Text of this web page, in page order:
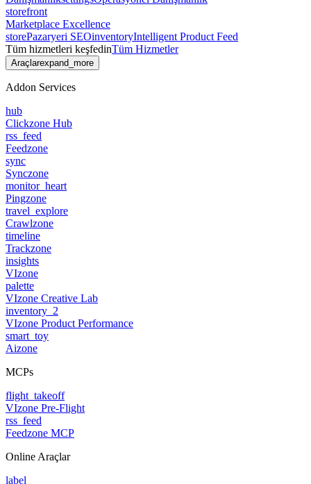
storefront
Marketplace Excellence
storePazaryeri SEOinventoryIntelligent Product Feed
Tüm hizmetleri keşfedinTüm Hizmetler
Araçlarexpand_more
Addon Services
hub
Clickzone Hub
rss_feed
Feedzone
sync
Synczone
monitor_heart
Pingzone
travel_explore
Crawlzone
timeline
Trackzone
insights
VIzone
palette
VIzone Creative Lab
inventory_2
VIzone Product Performance
smart_toy
Aizone
MCPs
flight_takeoff
VIzone Pre-Flight
rss_feed
Feedzone MCP
Online Araçlar
label